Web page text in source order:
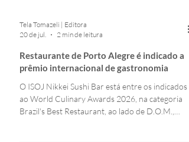
Tela Tomazeli | Editora
20 de jul.
2 min de leitura
Restaurante de Porto Alegre é indicado a
prêmio internacional de gastronomia